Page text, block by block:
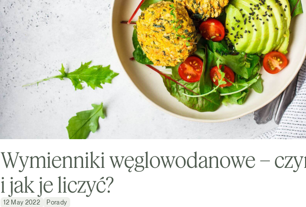
Wymienniki węglowodanowe –
i jak je liczyć?
12 May 2022 Porady